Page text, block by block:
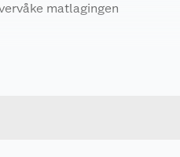
matlagingen